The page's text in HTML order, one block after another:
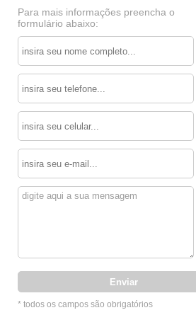
Para mais informações preencha o
formulário abaixo:
* todos os campos são obrigatórios